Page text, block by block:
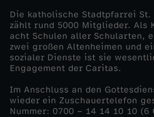
d
s
e
h
Die katholische Stadtpfarrei
zählt rund 5000 Mitglieder. Als
acht Schulen aller Schularten,
zwei großen Altenheimen und
sozialer Dienste ist sie
Engagement der Caritas.
Im Anschluss an den
wieder ein Zuschauertelefon
Nummer: 0700 – 14 14 10 10